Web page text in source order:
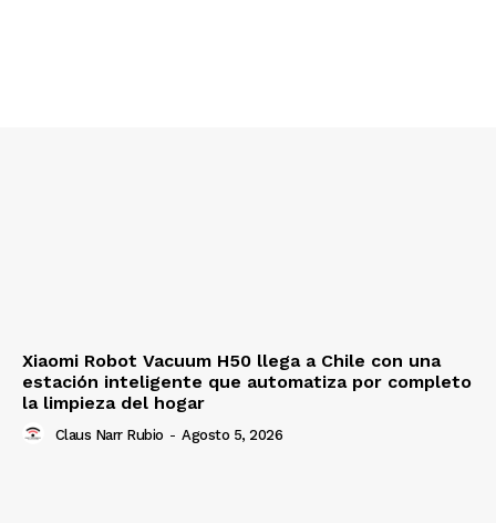
Xiaomi Robot Vacuum H50 llega a Chile con una
estación inteligente que automatiza por completo
la limpieza del hogar
Claus Narr Rubio - Agosto 5, 2026